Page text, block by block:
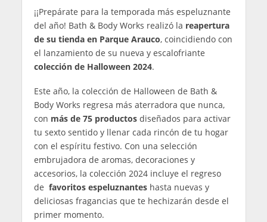
¡¡Prepárate para la temporada más espeluznante
del año! Bath & Body Works realizó la reapertura
de su tienda en Parque Arauco, coincidiendo con
el lanzamiento de su nueva y escalofriante
colección de Halloween 2024.
Este año, la colección de Halloween de Bath &
Body Works regresa más aterradora que nunca,
con más de 75 productosdiseñados para activar
tu sexto sentido y llenar cada rincón de tu hogar
con el espíritu festivo. Con una selección
embrujadora de aromas, decoraciones y
accesorios, la colección 2024 incluye el regreso
de favoritos espeluznantes hasta nuevas y
deliciosas fragancias que te hechizarán desde el
primer momento.